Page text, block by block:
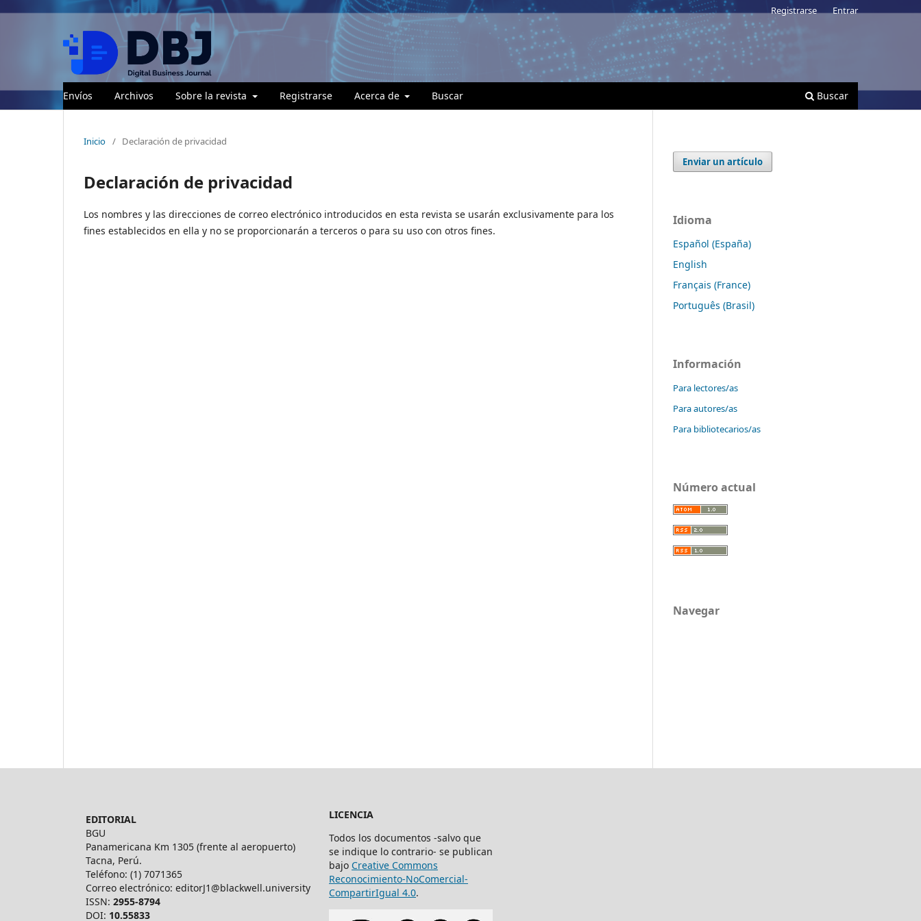
Envíos Archivos Sobre la revista Registrarse Acerca de Buscar Buscar
Registrarse Entrar
Inicio / Declaración de privacidad
Declaración de privacidad
Los nombres y las direcciones de correo electrónico introducidos en esta revista se usarán exclusivamente para los
fines establecidos en ella y no se proporcionarán a terceros o para su uso con otros fines.
Enviar un artículo
Idioma
Español (España)
English
Français (France)
Português (Brasil)
Información
Para lectores/as
Para autores/as
Para bibliotecarios/as
Número actual
Navegar
EDITORIAL
BGU
Panamericana Km 1305 (frente al aeropuerto)
Tacna, Perú.
Teléfono: (1) 7071365
Correo electrónico: editorJ1@blackwell.university
ISSN: 2955-8794
DOI: 10.55833
LICENCIA
Todos los documentos -salvo que
se indique lo contrario- se publican
bajo Creative Commons
Reconocimiento-NoComercial-
CompartirIgual 4.0.